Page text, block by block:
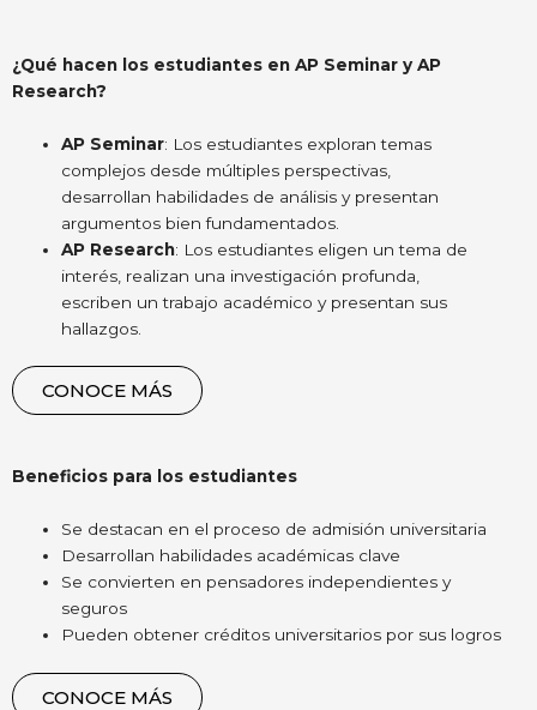
¿Qué hacen los estudiantes en AP Seminar y AP
Research?
AP Seminar: Los estudiantes exploran temas
complejos desde múltiples perspectivas,
desarrollan habilidades de análisis y presentan
argumentos bien fundamentados.
AP Research: Los estudiantes eligen un tema de
interés, realizan una investigación profunda,
escriben un trabajo académico y presentan sus
hallazgos.
CONOCE MÁS
Beneficios para los estudiantes
Se destacan en el proceso de admisión universitaria
Desarrollan habilidades académicas clave
Se convierten en pensadores independientes y
seguros
Pueden obtener créditos universitarios por sus logros
CONOCE MÁS